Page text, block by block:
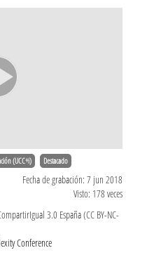
(UCC+i) Destacado
Fecha de grabación: 7 jun 2018
Visto: 178 veces
3.0 España (CC BY-NC-
Conference